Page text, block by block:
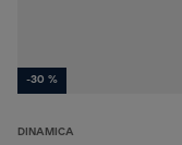
-30 %
DINAMICA